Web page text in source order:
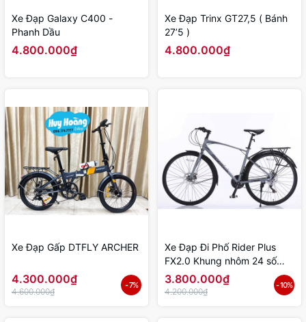
Xe Đạp Galaxy C400 -
Phanh Dầu
4.800.000₫
Xe Đạp Trinx GT27,5 ( Bánh
27’5 )
4.800.000₫
Xe Đạp Gấp DTFLY ARCHER
4.300.000₫
4.600.000₫
- 7%
Xe Đạp Đi Phố Rider Plus
FX2.0 Khung nhôm 24 số
shimano
3.800.000₫
4.200.000₫
- 10%